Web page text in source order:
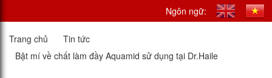
Ngôn ngữ:
Trang chủ
Tin tức
Bật mí về chất làm đầy Aquamid sử dụng tại Dr.Haile